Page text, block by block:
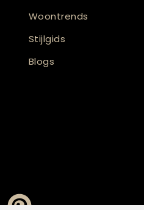
Woontrends
Stijlgids
Blogs